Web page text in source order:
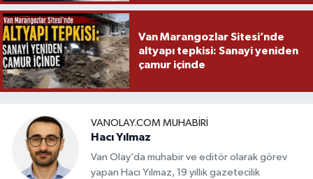
Van Marangozlar Sitesi’nde
altyapı tepkisi: Sanayi yeniden
çamur içinde
VANOLAY.COM MUHABIRI
Hacı Yılmaz
Van Olay’da muhabir ve editör olarak görev
yapan Hacı Yılmaz, 19 yıllık gazetecilik